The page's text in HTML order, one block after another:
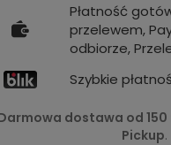
Płatność
przelewem,
odbiorze,
Szybkie
dostawa od 150
Pickup.